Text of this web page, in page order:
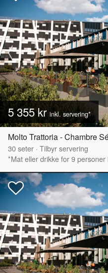
5 355 krinkl. servering*
Molto Trattoria - Chambre
30seter · Tilbyr servering
*Mat eller drikke for 9 personer